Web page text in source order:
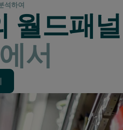
석하여
월드패널
서